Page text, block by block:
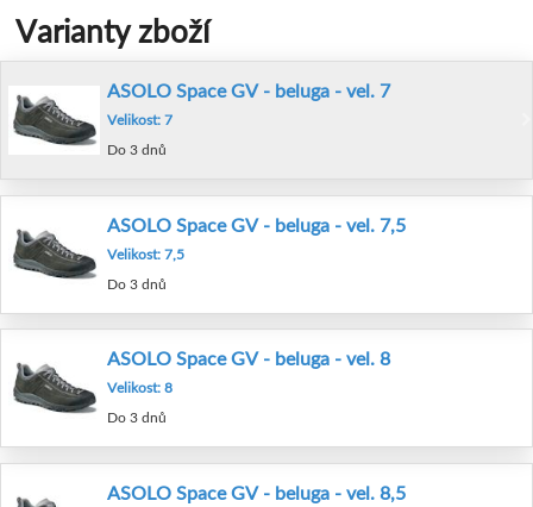
Varianty zboží
ASOLO Space GV - beluga - vel. 7
Velikost: 7
Do 3 dnů
ASOLO Space GV - beluga - vel. 7,5
Velikost: 7,5
Do 3 dnů
ASOLO Space GV - beluga - vel. 8
Velikost: 8
Do 3 dnů
ASOLO Space GV - beluga - vel. 8,5